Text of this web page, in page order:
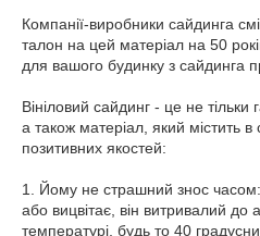
Компанії-виробники сайдинга
талон на цей матеріал на 50
для вашого будинку з сайдинга
Вініловий сайдинг - це не
а також матеріал, який містить в
позитивних якостей:
1. Йому не страшний знос часом:
або вицвітає, він витривалий до
температурі, будь то 40